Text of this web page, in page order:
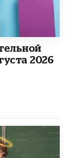
2026